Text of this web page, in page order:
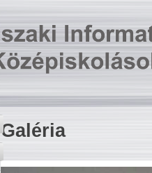
Galéria